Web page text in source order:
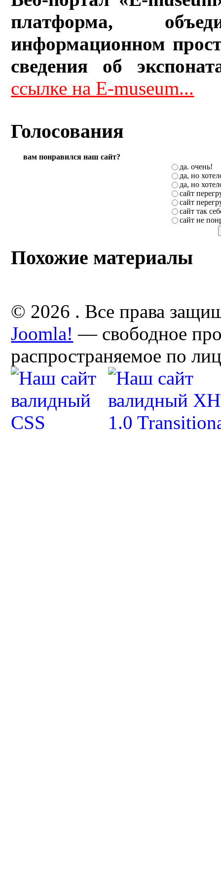
платформа,
информационном
сведения об
ссылке на E-museum...
Голосования
вам понравился наш сайт?
да. очень!
да, но
да, но
сайт
сайт
сайт так
сайт не
Похожие материалы
© 2026 . Все права
Joomla! — свободное
распространяемое по